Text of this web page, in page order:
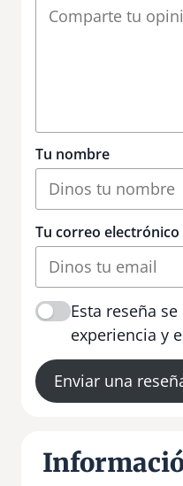
Tu nombre
Tu correo electrónico
Esta reseña
experiencia y
Enviar una